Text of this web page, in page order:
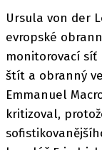
Ursula von der
evropské
monitorovací
štít a obranný
Emmanuel
kritizoval,